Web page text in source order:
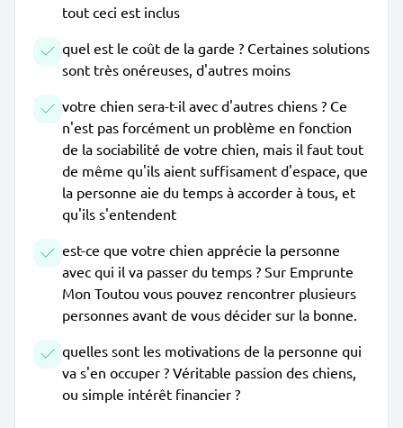
tout ceci est inclus
quel est le coût de la garde ? Certaines solutions
sont très onéreuses, d'autres moins
votre chien sera-t-il avec d'autres chiens ? Ce
n'est pas forcément un problème en fonction
de la sociabilité de votre chien, mais il faut tout
de même qu'ils aient suffisament d'espace, que
la personne aie du temps à accorder à tous, et
qu'ils s'entendent
est-ce que votre chien apprécie la personne
avec qui il va passer du temps ? Sur Emprunte
Mon Toutou vous pouvez rencontrer plusieurs
personnes avant de vous décider sur la bonne.
quelles sont les motivations de la personne qui
va s'en occuper ? Véritable passion des chiens,
ou simple intérêt financier ?